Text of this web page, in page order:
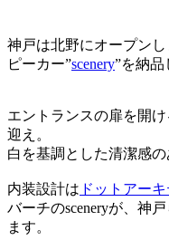
神戸は北野にオープンし
ピーカー”scenery”を納品
エントランスの扉を開
迎え。
白を基調とした清潔感
内装設計は ドットアー
バーチのsceneryが、神
ます。